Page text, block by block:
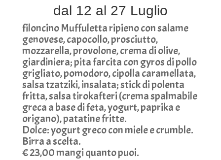
dal 12 al 27 Luglio
filoncino Muffuletta ripieno con salame
genovese, capocollo, prosciutto,
mozzarella, provolone, crema di olive,
giardiniera; pita farcita con gyros di pollo
grigliato, pomodoro, cipolla caramellata,
salsa tzatziki, insalata; stick di polenta
fritta, salsa tirokafteri (crema spalmabile
greca a base di feta, yogurt, paprika e
origano), patatine fritte.
Dolce: yogurt greco con miele e crumble.
Birra a scelta.
€ 23,00 mangi quanto puoi.